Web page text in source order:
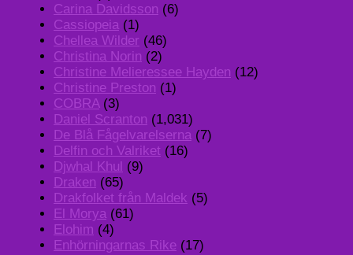
Carina Davidsson (6)
Cassiopeia (1)
Chellea Wilder (46)
Christina Norin (2)
Christine Melieressee Hayden (12)
Christine Preston (1)
COBRA(3)
Daniel Scranton (1,031)
De Blå Fågelvarelserna (7)
Delfin och Valriket (16)
Djwhal Khul (9)
Draken (65)
Drakfolket från Maldek (5)
El Morya (61)
Elohim (4)
Enhörningarnas Rike (17)